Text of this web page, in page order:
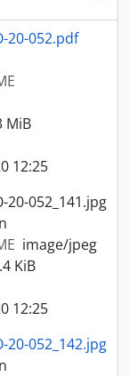
20-052.pdf
MiB
12:25
20-052_141.jpg
image/jpeg
KiB
12:25
20-052_142.jpg